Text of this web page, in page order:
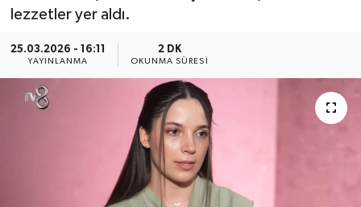
lezzetler yer aldı.
25.03.2026 - 16:11
YAYINLANMA
2 DK
OKUNMA SÜRESI
Çatalzeytin Haberleri
Cide Haberleri
Daday Haberleri
Devrekani Haberleri
Doğanyurt Haberleri